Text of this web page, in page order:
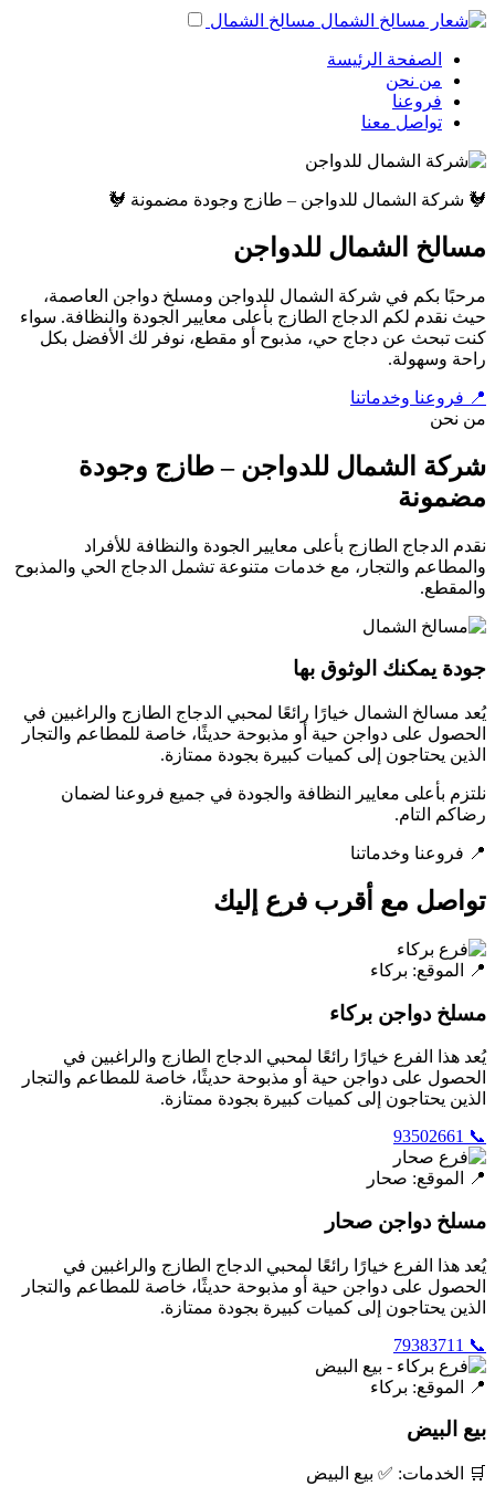
مسالخ الشمال
الصفحة الرئيسة
من نحن
فروعنا
تواصل معنا
🐓 شركة الشمال للدواجن – طازج وجودة مضمونة 🐓
مسالخ الشمال للدواجن
مرحبًا بكم في شركة الشمال للدواجن ومسلخ دواجن العاصمة،
حيث نقدم لكم الدجاج الطازج بأعلى معايير الجودة والنظافة. سواء
كنت تبحث عن دجاج حي، مذبوح أو مقطع، نوفر لك الأفضل بكل
راحة وسهولة.
📍 فروعنا وخدماتنا
من نحن
شركة الشمال للدواجن – طازج وجودة
مضمونة
نقدم الدجاج الطازج بأعلى معايير الجودة والنظافة للأفراد
والمطاعم والتجار، مع خدمات متنوعة تشمل الدجاج الحي والمذبوح
والمقطع.
جودة يمكنك الوثوق بها
يُعد مسالخ الشمال خيارًا رائعًا لمحبي الدجاج الطازج والراغبين في
الحصول على دواجن حية أو مذبوحة حديثًا، خاصة للمطاعم والتجار
الذين يحتاجون إلى كميات كبيرة بجودة ممتازة.
نلتزم بأعلى معايير النظافة والجودة في جميع فروعنا لضمان
رضاكم التام.
📍 فروعنا وخدماتنا
تواصل مع أقرب فرع إليك
📍 الموقع: بركاء
مسلخ دواجن بركاء
يُعد هذا الفرع خيارًا رائعًا لمحبي الدجاج الطازج والراغبين في
الحصول على دواجن حية أو مذبوحة حديثًا، خاصة للمطاعم والتجار
الذين يحتاجون إلى كميات كبيرة بجودة ممتازة.
📞 93502661
📍 الموقع: صحار
مسلخ دواجن صحار
يُعد هذا الفرع خيارًا رائعًا لمحبي الدجاج الطازج والراغبين في
الحصول على دواجن حية أو مذبوحة حديثًا، خاصة للمطاعم والتجار
الذين يحتاجون إلى كميات كبيرة بجودة ممتازة.
📞 79383711
📍 الموقع: بركاء
بيع البيض
🛒 الخدمات: ✅ بيع البيض